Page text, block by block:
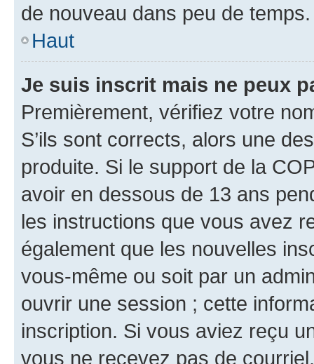
de nouveau dans peu de temps.
Haut
Je suis inscrit mais ne peux
Premièrement, vérifiez votre
S’ils sont corrects, alors une
produite. Si le support de la
avoir en dessous de 13 ans
les instructions que vous avez
également que les nouvelles
vous-même ou soit par un
ouvrir une session ; cette
inscription. Si vous aviez reçu
vous ne recevez pas de